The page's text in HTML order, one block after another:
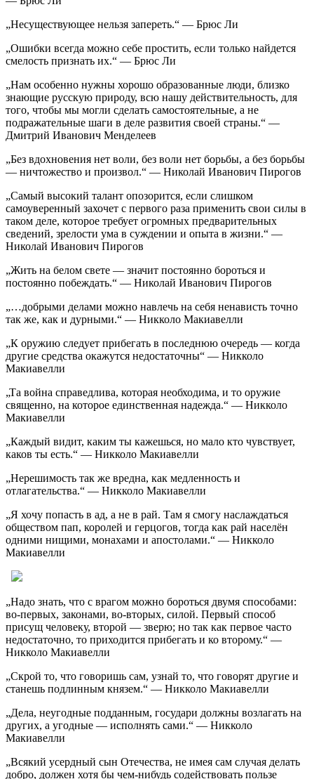
„Несуществующее нельзя запереть.“ — Брюс Ли
„Ошибки всегда можно себе простить, если только найдется
смелость признать их.“ — Брюс Ли
„Нам особенно нужны хорошо образованные люди, близко
знающие русскую природу, всю нашу действительность, для
того, чтобы мы могли сделать самостоятельные, а не
подражательные шаги в деле развития своей страны.“ —
Дмитрий Иванович Менделеев
„Без вдохновения нет воли, без воли нет борьбы, а без борьбы
— ничтожество и произвол.“ — Николай Иванович Пирогов
„Самый высокий талант опозорится, если слишком
самоуверенный захочет с первого раза применить свои силы в
таком деле, которое требует огромных предварительных
сведений, зрелости ума в суждении и опыта в жизни.“ —
Николай Иванович Пирогов
„Жить на белом свете — значит постоянно бороться и
постоянно побеждать.“ — Николай Иванович Пирогов
„…добрыми делами можно навлечь на себя ненависть точно
так же, как и дурными.“ — Никколо Макиавелли
„К оружию следует прибегать в последнюю очередь — когда
другие средства окажутся недостаточны“ — Никколо
Макиавелли
„Та война справедлива, которая необходима, и то оружие
священно, на которое единственная надежда.“ — Никколо
Макиавелли
„Каждый видит, каким ты кажешься, но мало кто чувствует,
каков ты есть.“ — Никколо Макиавелли
„Нерешимость так же вредна, как медленность и
отлагательства.“ — Никколо Макиавелли
„Я хочу попасть в ад, а не в рай. Там я смогу наслаждаться
обществом пап, королей и герцогов, тогда как рай населён
одними нищими, монахами и апостолами.“ — Никколо
Макиавелли
„Надо знать, что с врагом можно бороться двумя способами:
во-первых, законами, во-вторых, силой. Первый способ
присущ человеку, второй — зверю; но так как первое часто
недостаточно, то приходится прибегать и ко второму.“ —
Никколо Макиавелли
„Скрой то, что говоришь сам, узнай то, что говорят другие и
станешь подлинным князем.“ — Никколо Макиавелли
„Дела, неугодные подданным, государи должны возлагать на
других, а угодные — исполнять сами.“ — Никколо
Макиавелли
„Всякий усердный сын Отечества, не имея сам случая делать
добро, должен хотя бы чем-нибудь содействовать пользе